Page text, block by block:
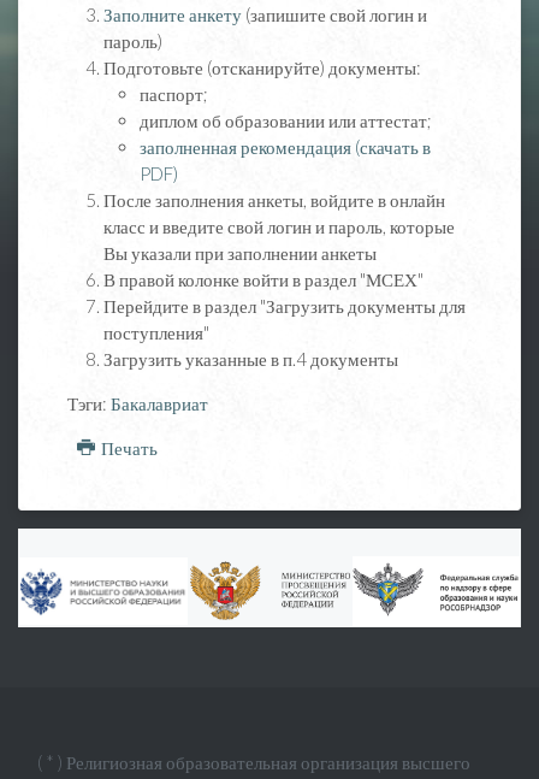
Заполните анкету (запишите свой логин и
пароль)
Подготовьте (отсканируйте) документы:
паспорт;
диплом об образовании или аттестат;
заполненная рекомендация (скачать в
PDF)
После заполнения анкеты, войдите в онлайн
класс и введите свой логин и пароль, которые
Вы указали при заполнении анкеты
В правой колонке войти в раздел "МСЕХ"
Перейдите в раздел "Загрузить документы для
поступления"
Загрузить указанные в п.4 документы
Тэги: Бакалавриат
Печать
( * ) Религиозная образовательная организация высшего